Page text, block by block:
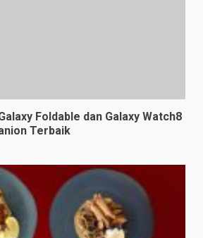
Foldable dan Galaxy Watch8
Terbaik